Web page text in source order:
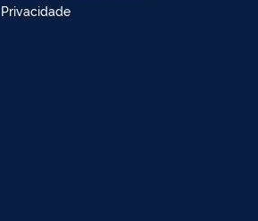
Privacidade